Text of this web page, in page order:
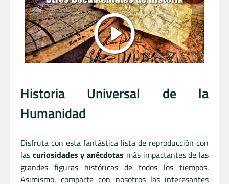
Historia Universal de la
Humanidad
Disfruta con esta fantástica lista de reproducción con
las curiosidades y anécdotas más impactantes de las
grandes figuras históricas de todos los tiempos.
Asimismo, comparte con nosotros las interesantes